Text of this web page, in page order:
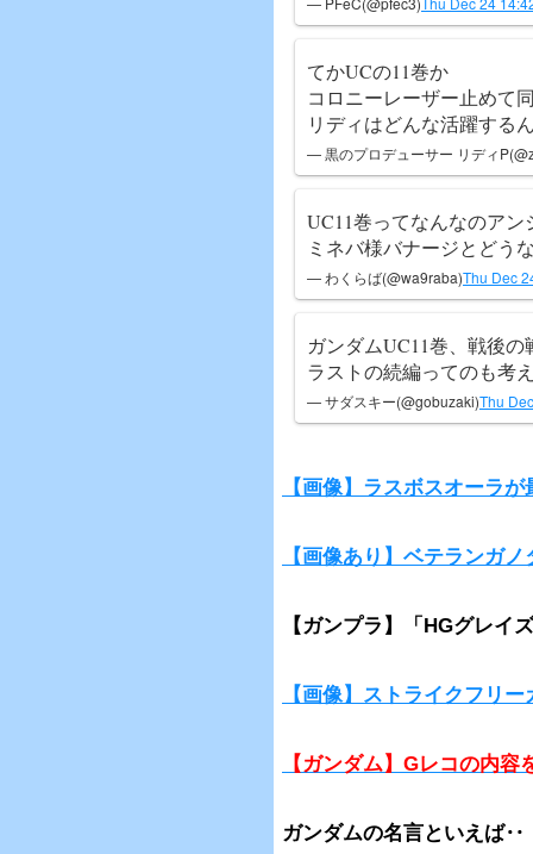
てかUCの11巻か
コロニーレーザー止め
リディはどんな活躍する
— 黒のプロデューサー リディ
UC11巻ってなんなのア
ミネバ様バナージとどう
— わくらば(@wa9raba)Thu Dec
ガンダムUC11巻、戦後
ラストの続編ってのも
— サダスキー(@gobuzaki)Thu
【画像】ラスボスオーラ
【画像あり】ベテランガ
【ガンプラ】「HGグレイ
【画像】ストライクフリ
【ガンダム】Gレコの内
ガンダムの名言といえば‥